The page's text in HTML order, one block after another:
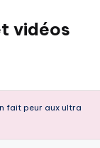
vidéos
fait peur aux ultra